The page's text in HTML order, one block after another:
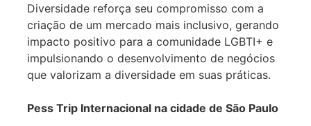
Diversidade reforça seu compromisso com a
criação de um mercado mais inclusivo, gerando
impacto positivo para a comunidade LGBTI+ e
impulsionando o desenvolvimento de negócios
que valorizam a diversidade em suas práticas.
Pess Trip Internacional na cidade de São Paulo